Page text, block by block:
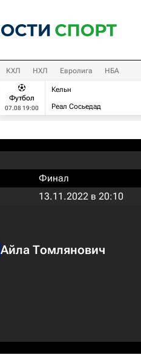
КХЛ НХЛ Евролига НБА
Футбол
07.08 19:00
Кельн
Реал Сосьедад
Финал
13.11.2022 в 20:10
Айла Томлянович